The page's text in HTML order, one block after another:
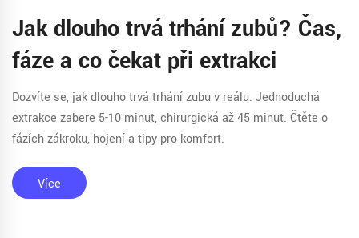
Jak dlouho trvá trhání zubů? Čas,
fáze a co čekat při extrakci
Dozvíte se, jak dlouho trvá trhání zubu v reálu. Jednoduchá
extrakce zabere 5-10 minut, chirurgická až 45 minut. Čtěte o
fázích zákroku, hojení a tipy pro komfort.
Více